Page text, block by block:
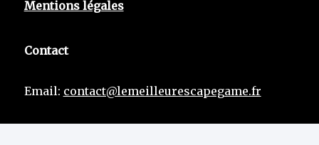
Mentions légales
Contact
Email: contact@lemeilleurescapegame.fr